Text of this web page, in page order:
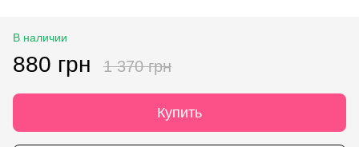
В наличии
880 грн 1 370 грн
Купить